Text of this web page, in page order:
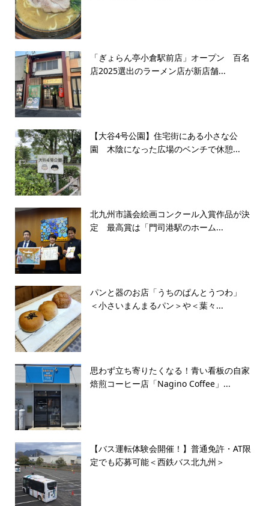
「ぎょらん亭小倉駅前店」オープン 百名
店2025選出のラーメン店が新店舗...
【大谷4号公園】住宅街にある小さな公
園 木陰になった広場のベンチで休憩...
北九州市議会絵画コンクール入賞作品が決
定 最高賞は「門司港駅のホーム...
パンと器のお店「うちのぱんとうつわ」
＜小さいまんまるパン＞や＜葉々...
思わず立ち寄りたくなる！青い看板の自家
焙煎コーヒー店「Nagino Coffee」...
【バス運転体験会開催！】普通免許・AT限
定でも応募可能＜西鉄バス北九州＞